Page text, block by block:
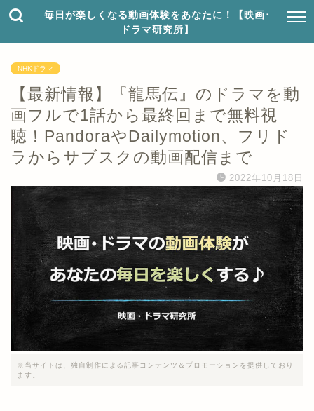
毎日が楽しくなる動画体験をあなたに！【映画･
ドラマ研究所】
NHKドラマ
【最新情報】『龍馬伝』のドラマを動
画フルで1話から最終回まで無料視
聴！PandoraやDailymotion、フリド
ラからサブスクの動画配信まで
2022年10月18日
※当サイトは、独自制作による記事コンテンツ＆プロモーションを提供しており
ます。